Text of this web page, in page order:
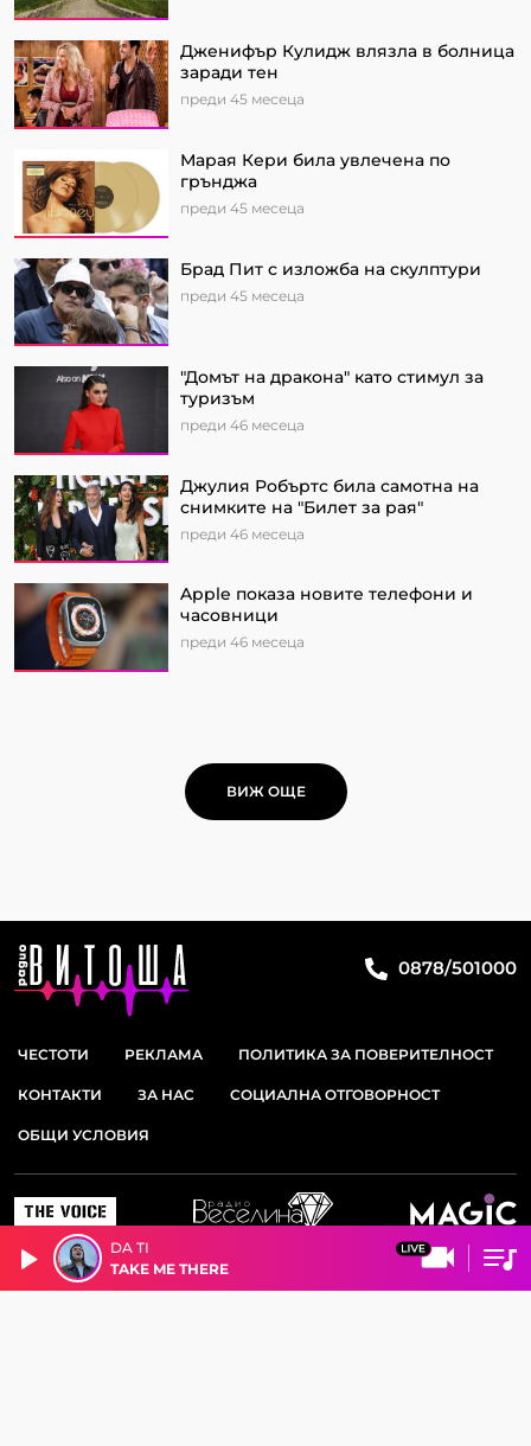
DA TI
TAKE ME THERE
Дженифър Кулидж влязла в болница
заради тен
преди 45 месеца
Марая Кери била увлечена по
грънджа
преди 45 месеца
Брад Пит с изложба на скулптури
преди 45 месеца
"Домът на дракона" като стимул за
туризъм
преди 46 месеца
Джулия Робъртс била самотна на
снимките на "Билет за рая"
преди 46 месеца
Apple показа новите телефони и
часовници
преди 46 месеца
ВИЖ ОЩЕ
0878/501000
ЧЕСТОТИ РЕКЛАМА ПОЛИТИКА ЗА ПОВЕРИТЕЛНОСТ
КОНТАКТИ ЗА НАС СОЦИАЛНА ОТГОВОРНОСТ
ОБЩИ УСЛОВИЯ